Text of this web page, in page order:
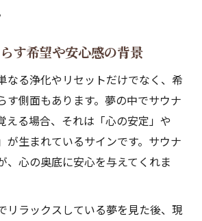
す希望や安心感の背景
なる浄化やリセットだけでなく、希
す側面もあります。夢の中でサウナ
える場合、それは「心の安定」や
が生まれているサインです。サウナ
、心の奥底に安心を与えてくれま
リラックスしている夢を見た後、現